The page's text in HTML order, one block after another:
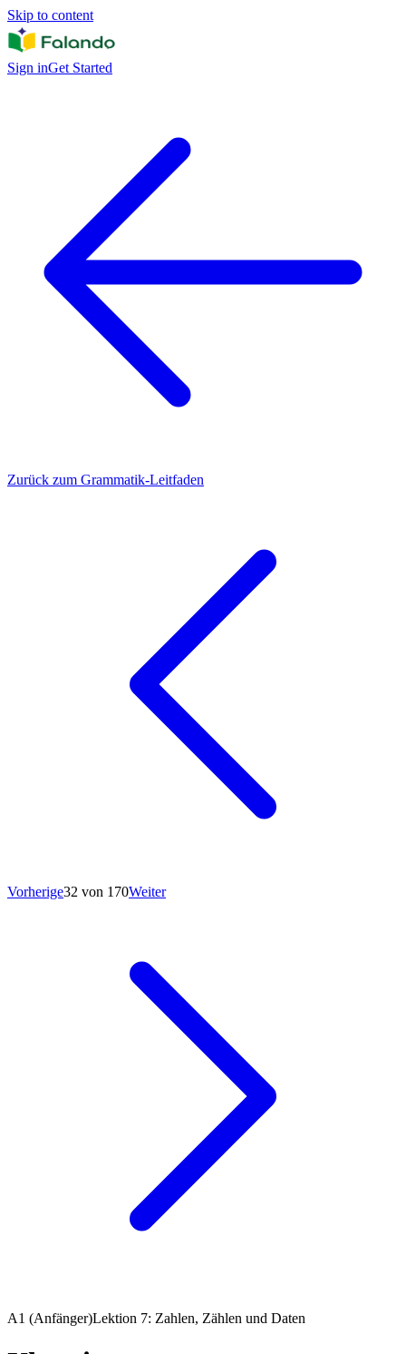
Skip to content
Sign inGet Started
Zurück zum Grammatik-Leitfaden
Vorherige32 von 170Weiter
A1 (Anfänger)Lektion 7: Zahlen, Zählen und Daten